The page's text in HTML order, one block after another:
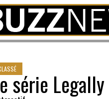
série